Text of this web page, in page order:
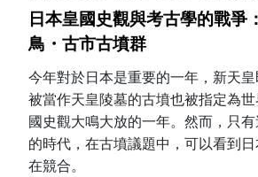
日本皇國史觀與考古學的戰爭
鳥・古市古墳群
今年對於日本是重要的一年，新天皇
被當作天皇陵墓的古墳也被指定為
國史觀大鳴大放的一年。然而，只
的時代，在古墳議題中，可以看到
在競合。